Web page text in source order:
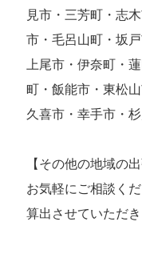
見市・三芳町・志
市・毛呂山町・坂
上尾市・伊奈町・
町・飯能市・東松
久喜市・幸手市・
【その他の地域の
お気軽にご相談く
算出させていただき